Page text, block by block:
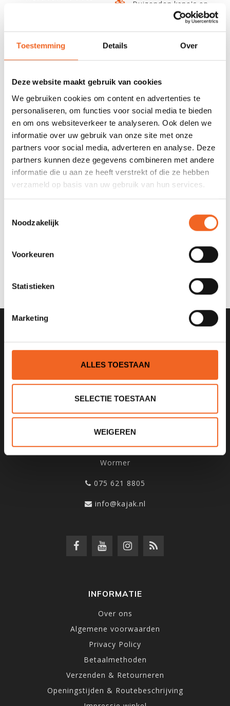
Toestemming Details Over
Deze website maakt gebruik van cookies
We gebruiken cookies om content en advertenties te
personaliseren, om functies voor social media te bieden
en om ons websiteverkeer te analyseren. Ook delen we
informatie over uw gebruik van onze site met onze
partners voor social media, adverteren en analyse. Deze
partners kunnen deze gegevens combineren met andere
informatie die u aan ze heeft verstrekt of die ze hebben
verzameld op basis van uw gebruik van hun services.
Noodzakelijk
Voorkeuren
Statistieken
Marketing
ALLES TOESTAAN
SELECTIE TOESTAAN
WEIGEREN
Duizenden kano's op
Beoordeling 4,8/5
MOGELIJKHEID
locatie
INFORMATIE
Een signaalspiegel is een handig hulpmiddel bij het seinen naar
ander scheepvaartverkeer, wanneer u bijvoorbeeld gestrand
bent. Deze spiegel heeft een afmeting van 7 bij 7 centimeter.
REVIEWS
Nog niet gewaardeerd
SCHRIJF JE IN VOOR ONZE
NIEUWSBRIEF
KANOCENTRUM ARJAN BLOEM
Poelweg 1B
1531MD
Wormer
075 621 8805
info@kajak.nl
INFORMATIE
Over ons
Algemene voorwaarden
Privacy Policy
Betaalmethoden
Verzenden & Retourneren
Openingstijden & Routebeschrijving